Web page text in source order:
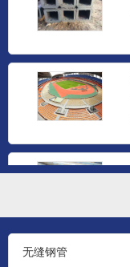
无缝钢管